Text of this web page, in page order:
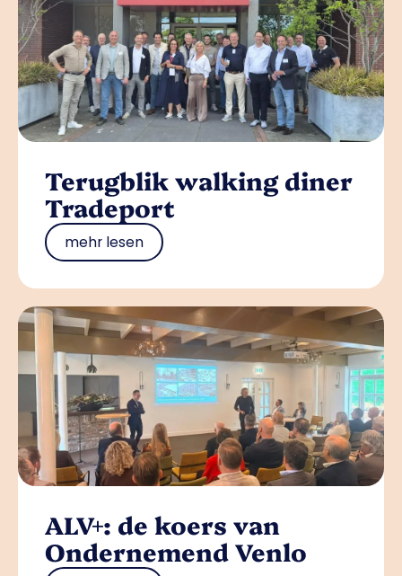
Terugblik walking diner
Tradeport
mehr lesen
ALV+: de koers van
Ondernemend Venlo